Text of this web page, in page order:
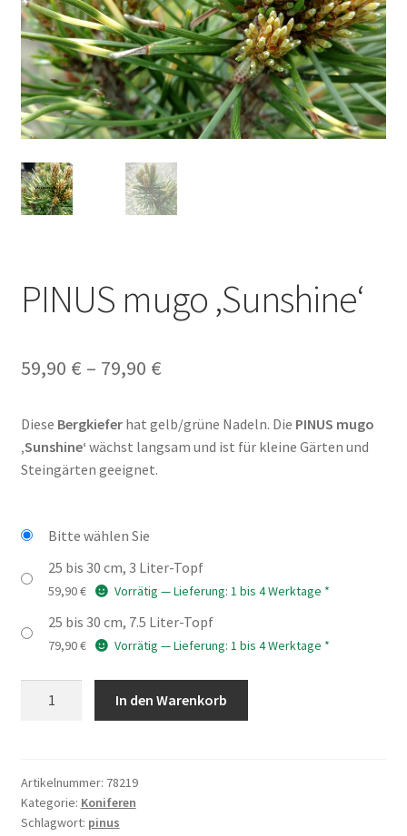
PINUS mugo ‚Sunshine‘
59,90 € – 79,90 €Preisspanne:
bis
Diese Bergkieferhat gelb/grüne Nadeln. Die PINUS mugo
‚Sunshine‘ wächst langsam und ist für kleine Gärten und
Steingärten geeignet.
Bitte wählen Sie
25 bis 30 cm, 3 Liter-Topf
59,90€ Vorrätig — Lieferung: 1 bis 4 Werktage *
25 bis 30 cm, 7.5 Liter-Topf
79,90€ Vorrätig — Lieferung: 1 bis 4 Werktage *
In den Warenkorb
Artikelnummer: 78219
Kategorie: Koniferen
Schlagwort: pinus